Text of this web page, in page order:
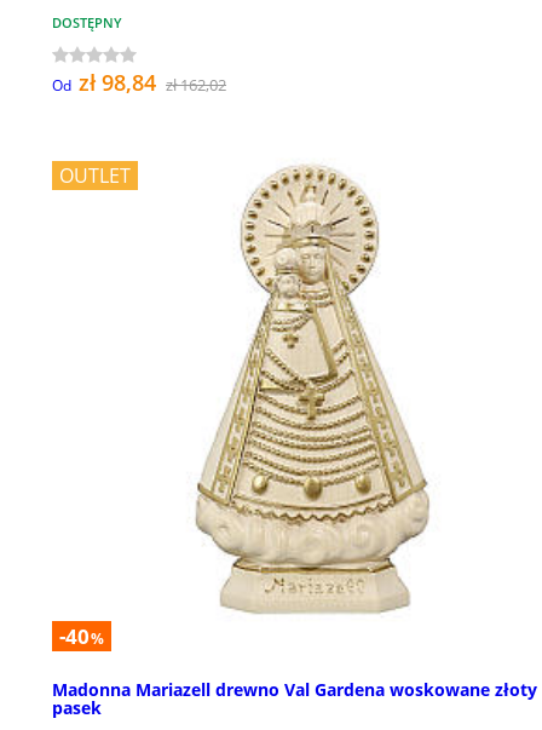
DOSTĘPNY
Od zł 98,84 zł 162,02
OUTLET
-40%
Madonna Mariazell drewno Val Gardena woskowane złoty
pasek